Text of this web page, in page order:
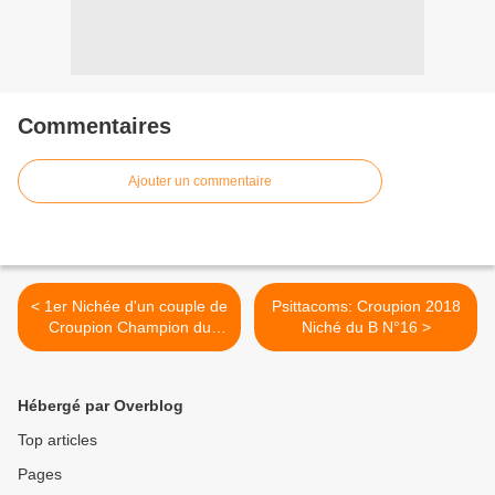
Commentaires
Ajouter un commentaire
< 1er Nichée d'un couple de
Croupion Champion du
monde en 2017
Psittacoms: Croupion 2018
Niché du B N°16 >
Hébergé par Overblog
Top articles
Pages